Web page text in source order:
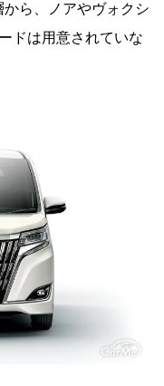
ら、ノアやヴォクシ
ドは用意されていな